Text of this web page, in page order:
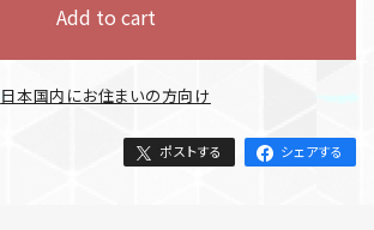
Add to cart
日本国内にお住まいの方向け
ポストする シェアする